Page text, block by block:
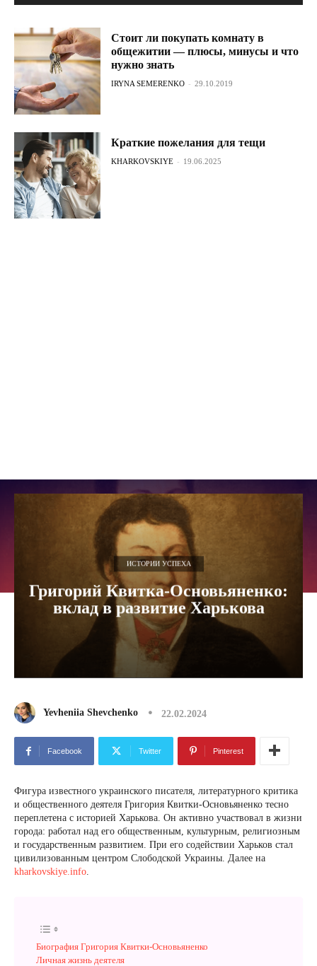
Стоит ли покупать комнату в
общежитии — плюсы, минусы и что
нужно знать
IRYNA SEMERENKO - 29.10.2019
Краткие пожелания для тещи
KHARKOVSKIYE - 19.06.2025